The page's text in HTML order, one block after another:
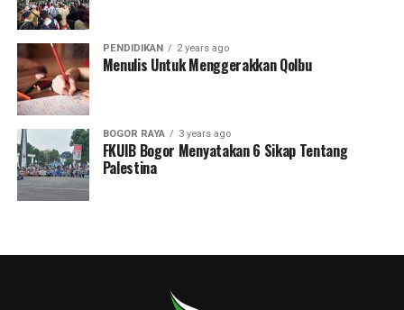
PENDIDIKAN 2 years ago
Menulis Untuk Menggerakkan Qolbu
BOGOR RAYA 3 years ago
FKUIB Bogor Menyatakan 6 Sikap Tentang
Palestina